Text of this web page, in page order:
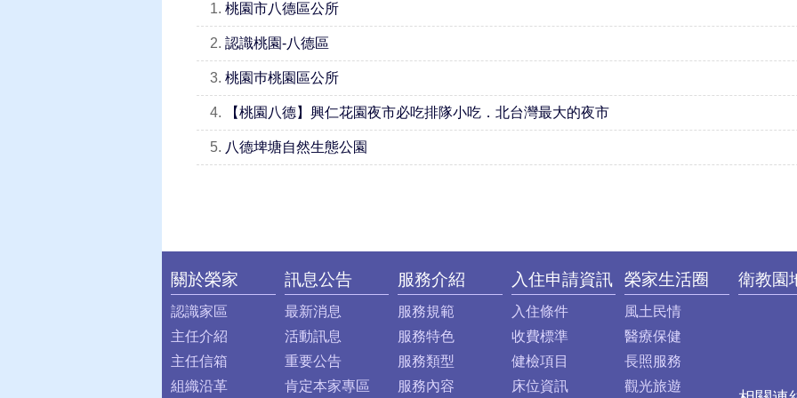
1. 桃園市八德區公所
2. 認識桃園-八德區
3. 桃園巿桃園區公所
4. 【桃園八德】興仁花園夜市必吃排隊小吃．北台灣最大的夜市
5. 八德埤塘自然生態公園
:::
關於榮家
認識家區
主任介紹
主任信箱
組織沿革
訊息公告
最新消息
活動訊息
重要公告
肯定本家專區
服務介紹
服務規範
服務特色
服務類型
服務內容
入住申請資訊
入住條件
收費標準
健檢項目
床位資訊
榮家生活圈
風土民情
醫療保健
長照服務
觀光旅遊
衛教園